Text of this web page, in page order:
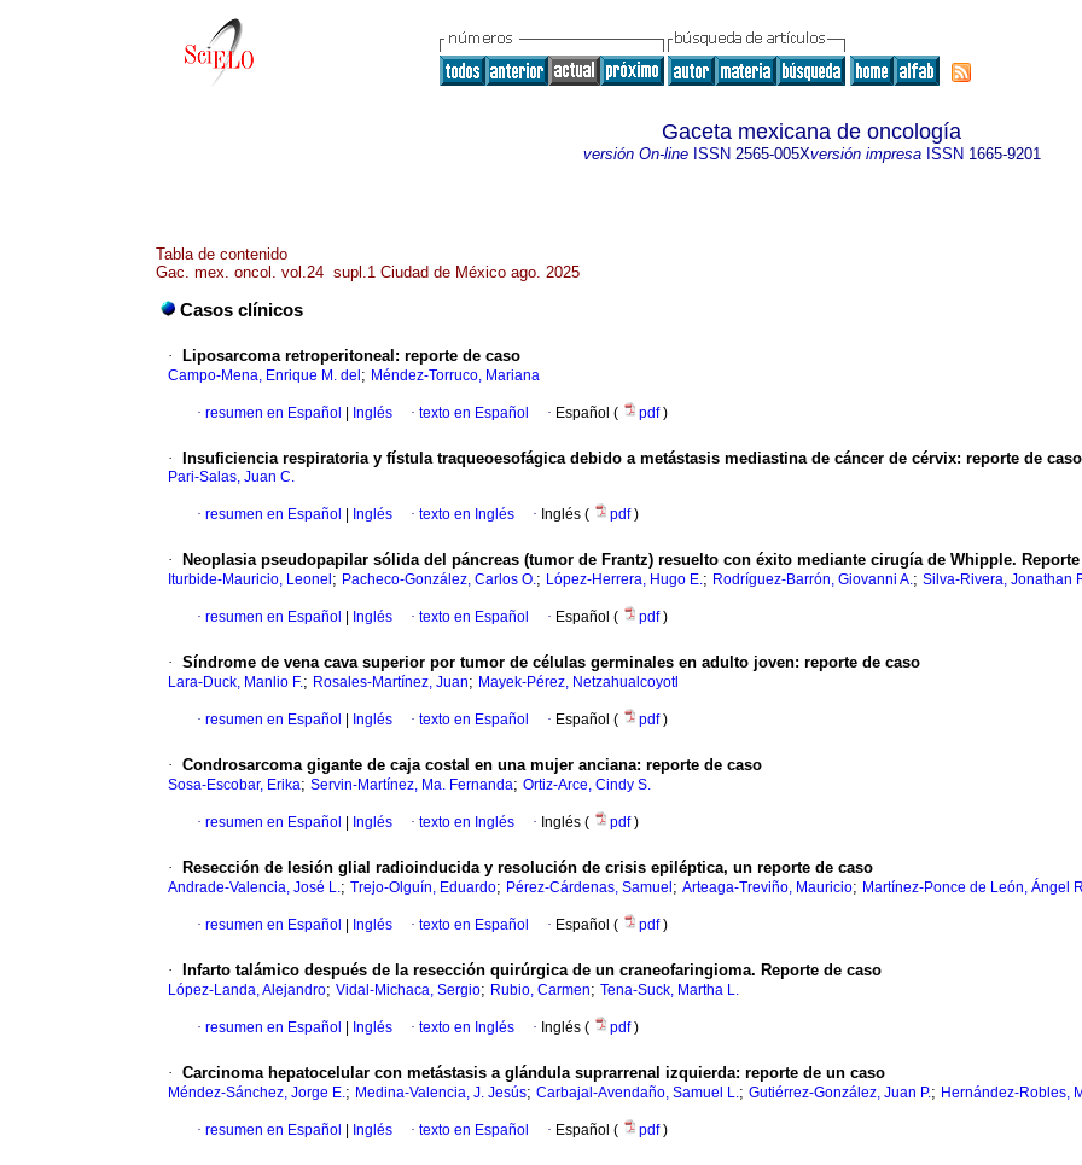
Gaceta mexicana de oncología
versión On-lineISSN 2565-005Xversión impresaISSN 1665-9201
Tabla de contenido
Gac. mex. oncol. vol.24 supl.1 Ciudad de México ago. 2025
Casos clínicos
· Liposarcoma retroperitoneal: reporte de caso
Campo-Mena, Enrique M. del ; Méndez-Torruco, Mariana
· resumen en Español Inglés · texto en Español · Español ( pdf)
· Insuficiencia respiratoria y fístula traqueoesofágica debido a metástasis mediastina de cáncer de cérvix: reporte de caso
Pari-Salas, Juan C.
· resumen en Español Inglés · texto en Inglés · Inglés ( pdf)
· Neoplasia pseudopapilar sólida del páncreas (tumor de Frantz) resuelto con éxito mediante cirugía de Whipple.
Iturbide-Mauricio, Leonel ; Pacheco-González, Carlos O.; López-Herrera, Hugo E.; Rodríguez-Barrón, Giovanni A.; Silva-Rivera, Jonathan
· resumen en Español Inglés · texto en Español · Español ( pdf)
· Síndrome de vena cava superior por tumor de células germinales en adulto joven: reporte de caso
Lara-Duck, Manlio F.; Rosales-Martínez, Juan; Mayek-Pérez, Netzahualcoyotl
· resumen en Español Inglés · texto en Español · Español ( pdf)
· Condrosarcoma gigante de caja costal en una mujer anciana: reporte de caso
Sosa-Escobar, Erika; Servin-Martínez, Ma. Fernanda; Ortiz-Arce, Cindy S.
· resumen en Español Inglés · texto en Inglés · Inglés ( pdf)
· Resección de lesión glial radioinducida y resolución de crisis epiléptica, un reporte de caso
Andrade-Valencia, José L.; Trejo-Olguín, Eduardo; Pérez-Cárdenas, Samuel ; Arteaga-Treviño, Mauricio; Martínez-Ponce de León, Ángel
· resumen en Español Inglés · texto en Español · Español ( pdf)
· Infarto talámico después de la resección quirúrgica de un craneofaringioma. Reporte de caso
López-Landa, Alejandro; Vidal-Michaca, Sergio; Rubio, Carmen; Tena-Suck, Martha L.
· resumen en Español Inglés · texto en Inglés · Inglés ( pdf)
· Carcinoma hepatocelular con metástasis a glándula suprarrenal izquierda: reporte de un caso
Méndez-Sánchez, Jorge E.; Medina-Valencia, J. Jesús; Carbajal-Avendaño, Samuel L.; Gutiérrez-González, Juan P.; Hernández-Robles,
· resumen en Español Inglés · texto en Español · Español ( pdf)